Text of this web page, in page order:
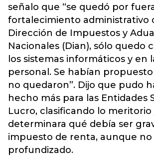
señalo que “se quedó por
fortalecimiento administrativo
Dirección de Impuestos y
Nacionales (Dian), sólo quedo
los sistemas informáticos y en
personal. Se habían propuesto
no quedaron”. Dijo que pudo
hecho más para las Entidades
Lucro, clasificando lo meritorio
determinara qué debía ser
impuesto de renta, aunque no
profundizado.